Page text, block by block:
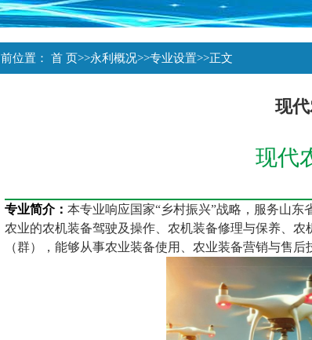
位置： 首 页>>永利概况>>专业设置>>正文
现
现代
专业简介： 本专业响应国家“乡村振兴”战略，服务山
农业的农机装备驾驶及操作、农机装备修理与保养、
（群），能够从事农业装备使用、农业装备营销与售